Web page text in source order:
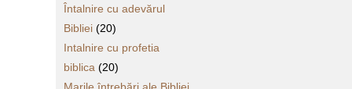
Întalnire cu adevărul
Bibliei(20)
Intalnire cu profetia
biblica (20)